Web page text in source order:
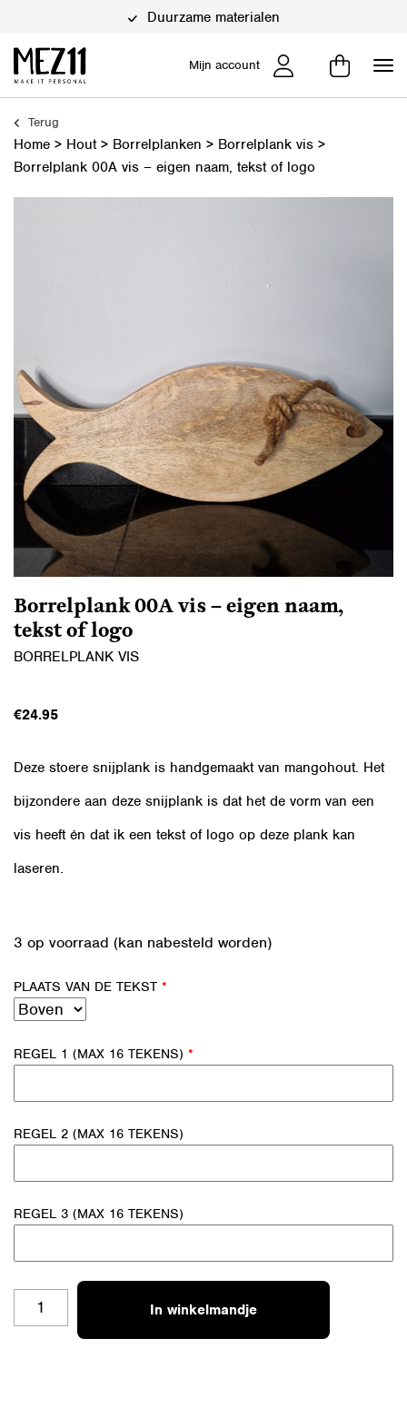
Duurzame materialen
Mijn account
Terug
Home > Hout> Borrelplanken > Borrelplank vis >
Borrelplank 00A vis – eigen naam, tekst of logo
Borrelplank 00A vis – eigen naam,
tekst of logo
BORRELPLANK VIS
€24.95
Deze stoere snijplank is handgemaakt van mangohout. Het
bijzondere aan deze snijplank is dat het de vorm van een
vis heeft én dat ik een tekst of logo op deze plank kan
laseren.
3 op voorraad (kan nabesteld worden)
PLAATS VAN DE TEKST *
REGEL 1 (MAX 16 TEKENS) *
REGEL 2 (MAX 16 TEKENS)
REGEL 3 (MAX 16 TEKENS)
BORRELPLANK
In winkelmandje